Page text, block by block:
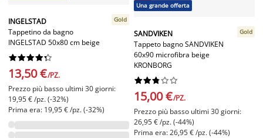
INGELSTAD
Tappetino da bagno
INGELSTAD 50x80 cm beige
Gold






13,50 €/PZ.
Prezzo più basso ultimi 30 giorni:
19,95 € /pz. (-32%)
Prima era: 19,95 € /pz. (-32%)
Una grande offerta
SANDVIKEN
Tappeto bagno SANDVIKEN
60x90 microfibra beige
KRONBORG
Gold






15,00 €/PZ.
Prezzo più basso ultimi 30 giorni:
26,95 € /pz. (-44%)
Prima era: 26,95 € /pz. (-44%)